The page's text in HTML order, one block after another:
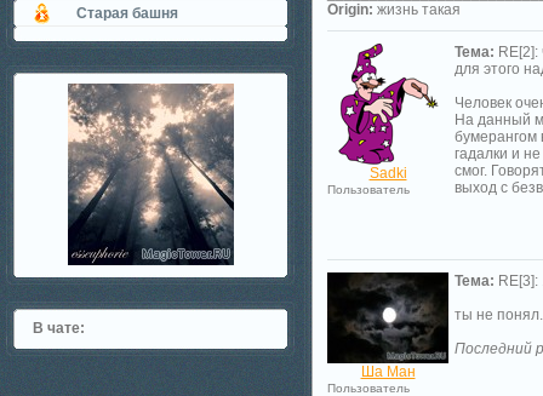
Старая башня
В чате:
Origin: жизнь такая
Sadki
Пользователь
Тема: RE[2]:
для этого
Человек
На данный
бумерангом
гадалки и
смог.
выход с
Ша Ман
Пользователь
Тема:
ты не
Последний